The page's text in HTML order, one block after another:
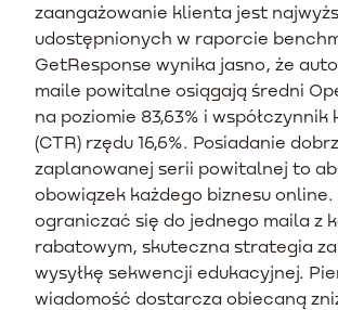
zaangażowanie klienta jest
udostępnionych w raporcie
GetResponse wynika jasno, że
maile powitalne osiągają średni
na poziomie 83,63% i
(CTR) rzędu 16,6%. Posiadanie
zaplanowanej serii powitalnej to
obowiązek każdego biznesu online.
ograniczać się do jednego maila z
rabatowym, skuteczna strategia
wysyłkę sekwencji edukacyjnej.
wiadomość dostarcza obiecaną